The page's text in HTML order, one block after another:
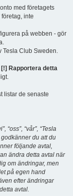
med företagets
inte
på webben - gör
Tesla Club Sweden.
[!] Rapportera detta
listar de senaste
“oss”, “vår”, “Tesla
godkänner du att du
följande avtal,
ändra detta avtal när
om ändringar, men
på egen hand
efter ändringar
avtal.